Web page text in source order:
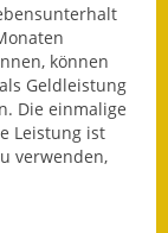
können
Geldleistung
Die einmalige
Leistung ist
verwenden,